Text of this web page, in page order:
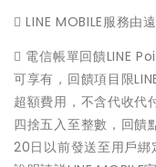
 LINE MOBILE服務由
 電信帳單回饋LINE
可享有，回饋項目限
超額費用，不含代收代
四捨五入至整數，回饋
20日以前發送至用戶綁